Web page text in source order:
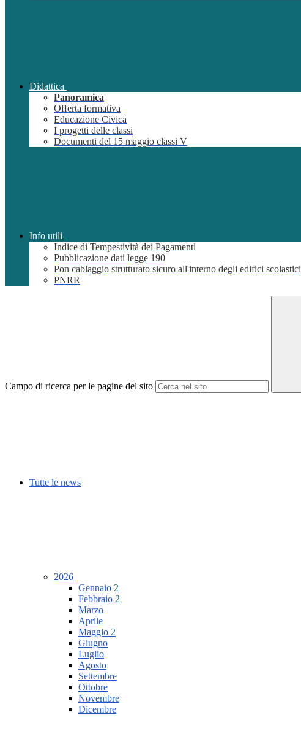
Didattica
Panoramica
Offerta formativa
Educazione Civica
I progetti delle classi
Documenti del 15 maggio classi V
Info utili
Indice di Tempestività dei Pagamenti
Pubblicazione dati legge 190
Pon cablaggio strutturato sicuro all'interno degli edifici scolastici
PNRR
Campo di ricerca per le pagine del sito
Tutte le news
2026
Gennaio 2
Febbraio 2
Marzo
Aprile
Maggio 2
Giugno
Luglio
Agosto
Settembre
Ottobre
Novembre
Dicembre